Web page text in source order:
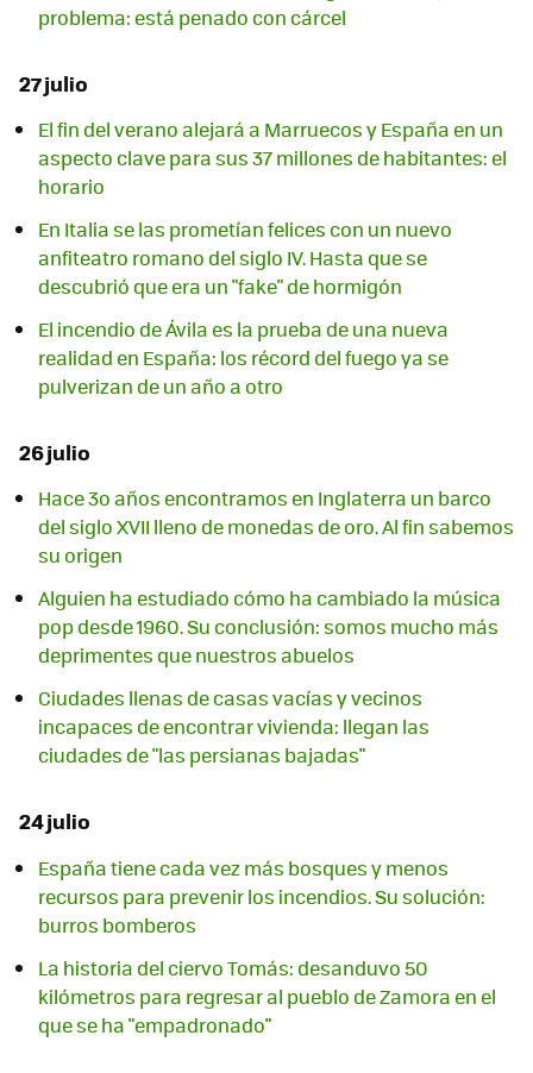
problema: está penado con cárcel
27 julio
El fin del verano alejará a Marruecos y España en un
aspecto clave para sus 37 millones de habitantes: el
horario
En Italia se las prometían felices con un nuevo
anfiteatro romano del siglo IV. Hasta que se
descubrió que era un "fake" de hormigón
El incendio de Ávila es la prueba de una nueva
realidad en España: los récord del fuego ya se
pulverizan de un año a otro
26 julio
Hace 3o años encontramos en Inglaterra un barco
del siglo XVII lleno de monedas de oro. Al fin sabemos
su origen
Alguien ha estudiado cómo ha cambiado la música
pop desde 1960. Su conclusión: somos mucho más
deprimentes que nuestros abuelos
Ciudades llenas de casas vacías y vecinos
incapaces de encontrar vivienda: llegan las
ciudades de "las persianas bajadas"
24 julio
España tiene cada vez más bosques y menos
recursos para prevenir los incendios. Su solución:
burros bomberos
La historia del ciervo Tomás: desanduvo 50
kilómetros para regresar al pueblo de Zamora en el
que se ha "empadronado"